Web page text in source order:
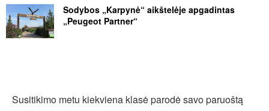
Sodybos „Karpynė“ aikštelėje apgadintas
„Peugeot Partner“
Susitikimo metu kiekviena klasė parodė savo paruoštą